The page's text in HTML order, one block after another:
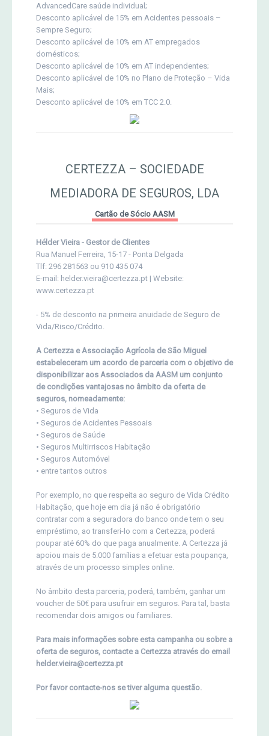
AdvancedCare saúde individual;
Desconto aplicável de 15% em Acidentes pessoais –
Sempre Seguro;
Desconto aplicável de 10% em AT empregados
domésticos;
Desconto aplicável de 10% em AT independentes;
Desconto aplicável de 10% no Plano de Proteção – Vida
Mais;
Desconto aplicável de 10% em TCC 2.0.
CERTEZZA – SOCIEDADE
MEDIADORA DE SEGUROS, LDA
Cartão de Sócio AASM
Hélder Vieira - Gestor de Clientes
Rua Manuel Ferreira, 15-17 - Ponta Delgada
Tlf: 296 281563 ou 910 435 074
E-mail: helder.vieira@certezza.pt | Website:
www.certezza.pt
- 5% de desconto na primeira anuidade de Seguro de
Vida/Risco/Crédito.
A Certezza e Associação Agrícola de São Miguel
estabeleceram um acordo de parceria com o objetivo de
disponibilizar aos Associados da AASM um conjunto
de condições vantajosas no âmbito da oferta de
seguros, nomeadamente:
• Seguros de Vida
• Seguros de Acidentes Pessoais
• Seguros de Saúde
• Seguros Multirriscos Habitação
• Seguros Automóvel
• entre tantos outros
Por exemplo, no que respeita ao seguro de Vida Crédito
Habitação, que hoje em dia já não é obrigatório
contratar com a seguradora do banco onde tem o seu
empréstimo, ao transferi-lo com a Certezza, poderá
poupar até 60% do que paga anualmente. A Certezza já
apoiou mais de 5.000 famílias a efetuar esta poupança,
através de um processo simples online.
No âmbito desta parceria, poderá, também, ganhar um
voucher de 50€ para usufruir em seguros. Para tal, basta
recomendar dois amigos ou familiares.
Para mais informações sobre esta campanha ou sobre a
oferta de seguros, contacte a Certezza através do email
helder.vieira@certezza.pt
Por favor contacte-nos se tiver alguma questão.